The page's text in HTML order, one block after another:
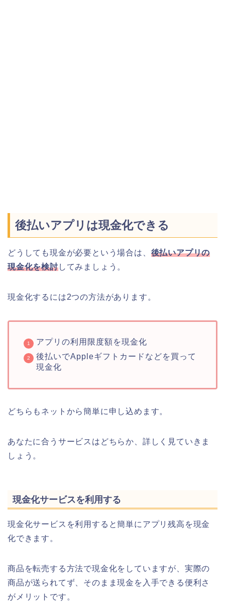
後払いアプリは現金化できる
どうしても現金が必要という場合は、 後払いアプリの
現金化を検討してみましょう。
現金化するには2つの方法があります。
アプリの利用限度額を現金化
後払いでAppleギフトカードなどを買って
現金化
どちらもネットから簡単に申し込めます。
あなたに合うサービスはどちらか、詳しく見ていきま
しょう。
現金化サービスを利用する
現金化サービスを利用すると簡単にアプリ残高を現金
化できます。
商品を転売する方法で現金化をしていますが、実際の
商品が送られてず、そのまま現金を入手できる便利さ
がメリットです。